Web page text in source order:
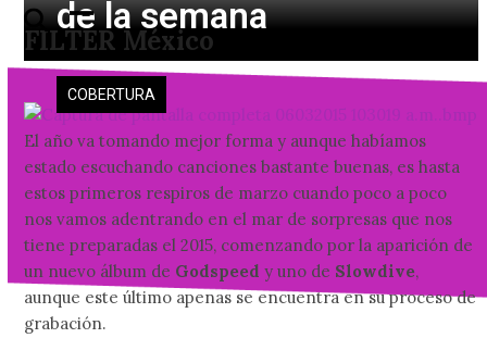
Skip
content
FILTER México
Open
mobile
menu
Close
mobile
menu
COBERTURA
de la semana
El año va tomando mejor forma y aunque habíamos
estado escuchando canciones bastante buenas, es hasta
estos primeros respiros de marzo cuando poco a poco
nos vamos adentrando en el mar de sorpresas que nos
tiene preparadas el 2015, comenzando por la aparición de
un nuevo álbum de Godspeed y uno de Slowdive,
aunque este último apenas se encuentra en su proceso de
grabación.